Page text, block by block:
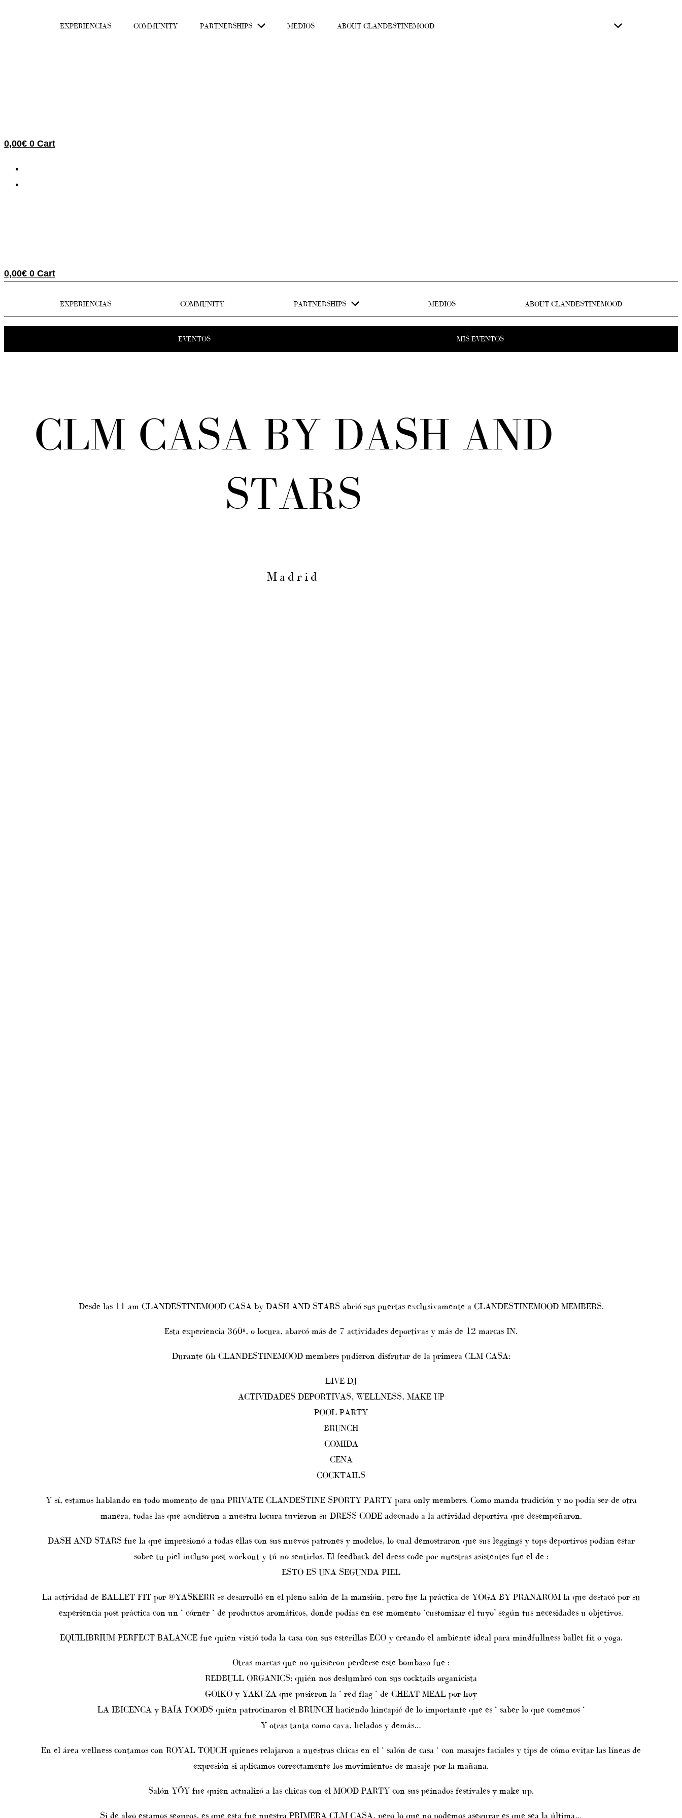
EXPERIENCIAS COMMUNITY PARTNERSHIPS MEDIOS ABOUT CLANDESTINEMOOD
0,00€ 0 Cart
0,00€ 0 Cart
EXPERIENCIAS COMMUNITY PARTNERSHIPS MEDIOS ABOUT CLANDESTINEMOOD
EVENTOS MIS EVENTOS
CLM CASA BY DASH AND
STARS
Madrid
Desde las 11 am CLANDESTINEMOOD CASA by DASH AND STARS abrió sus puertas exclusivamente a CLANDESTINEMOOD MEMBERS.
Esta experiencia 360º, o locura, abarcó más de 7 actividades deportivas y más de 12 marcas IN.
Durante 6h CLANDESTINEMOOD members pudieron disfrutar de la primera CLM CASA:
LIVE DJ
ACTIVIDADES DEPORTIVAS, WELLNESS, MAKE UP
POOL PARTY
BRUNCH
COMIDA
CENA
COCKTAILS
Y sí, estamos hablando en todo momento de una PRIVATE CLANDESTINE SPORTY PARTY para only members. Como manda tradición y no podía ser de otra
manera, todas las que acudieron a nuestra locura tuvieron su DRESS CODE adecuado a la actividad deportiva que desempeñaron.
DASH AND STARS fue la que impresionó a todas ellas con sus nuevos patrones y modelos, lo cual demostraron que sus leggings y tops deportivos podían estar
sobre tu piel incluso post workout y tú no sentirlos. El feedback del dress code por nuestras asistentes fue el de :
ESTO ES UNA SEGUNDA PIEL
La actividad de BALLET FIT por @YASKERR se desarrolló en el pleno salón de la mansión, pero fue la práctica de YOGA BY PRANAROM la que destacó por su
experiencia post práctica con un ‘ córner ‘ de productos aromáticos, donde podías en ese momento ‘customizar el tuyo’ según tus necesidades u objetivos.
EQUILIBRIUM PERFECT BALANCE fue quien vistió toda la casa con sus esterillas ECO y creando el ambiente ideal para mindfullness ballet fit o yoga.
Otras marcas que no quisieron perderse este bombazo fue :
REDBULL ORGANICS; quién nos deslumbró con sus cocktails organicista
GOIKO y YAKUZA que pusieron la ‘ red flag ‘ de CHEAT MEAL por hoy
LA IBICENCA y BAÏA FOODS quien patrocinaron el BRUNCH haciendo hincapié de lo importante que es ‘ saber lo que comemos ‘
Y otras tanta como cava, helados y demás…
En el área wellness contamos con ROYAL TOUCH quienes relajaron a nuestras chicas en el ‘ salón de casa ‘ con masajes faciales y tips de cómo evitar las líneas de
expresión si aplicamos correctamente los movimientos de masaje por la mañana.
Salón YÖY fue quien actualizó a las chicas con el MOOD PARTY con sus peinados festivales y make up.
Si de algo estamos seguros, es que esta fue nuestra PRIMERA CLM CASA, pero lo que no podemos asegurar es que sea la última…